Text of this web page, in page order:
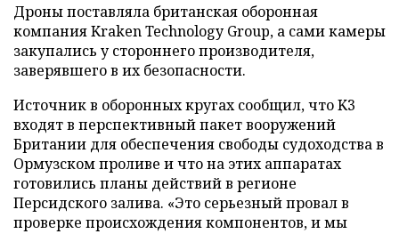
Дроны поставляла британская оборонная
компания Kraken Technology Group, а сами камеры
закупались у стороннего производителя,
заверявшего в их безопасности.
Источник в оборонных кругах сообщил, что K3
входят в перспективный пакет вооружений
Британии для обеспечения свободы судоходства в
Ормузском проливе и что на этих аппаратах
готовились планы действий в регионе
Персидского залива. «Это серьезный провал в
проверке происхождения компонентов, и мы